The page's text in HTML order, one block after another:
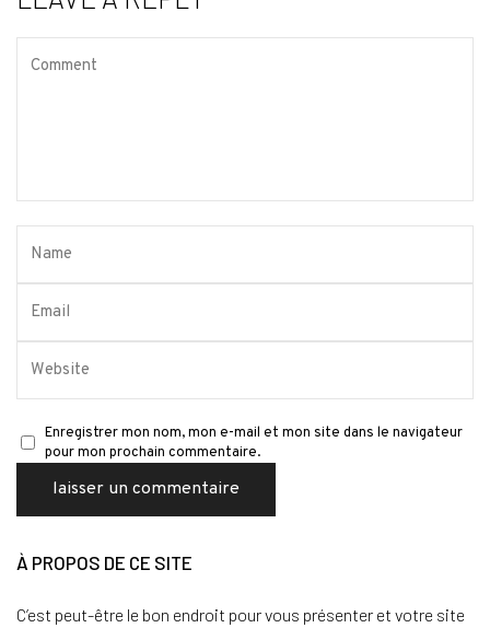
Enregistrer mon nom, mon e-mail et mon site dans le navigateur
pour mon prochain commentaire.
À PROPOS DE CE SITE
C’est peut-être le bon endroit pour vous présenter et votre site